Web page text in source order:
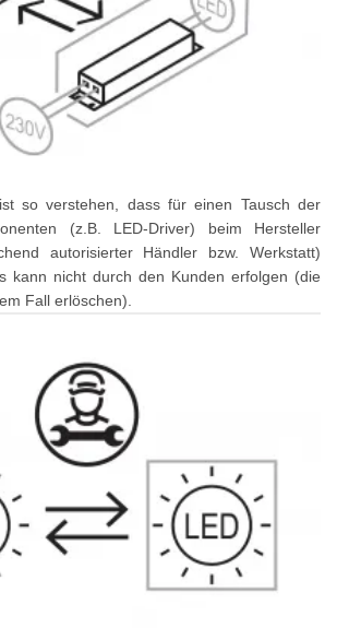
so verstehen, dass für einen Tausch der
(z.B. LED-Driver) beim Hersteller
autorisierter Händler bzw. Werkstatt)
kann nicht durch den Kunden erfolgen (die
Fall erlöschen).